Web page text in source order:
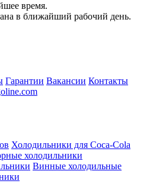
время.
в ближайший рабочий день.
Гарантии Вакансии Контакты
Холодильники для Coca-Cola
холодильники
Винные холодильные